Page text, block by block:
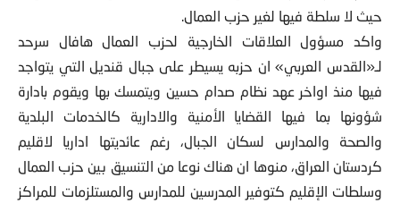
حيث لا سلطة فيها لغير حزب العمال.
واكد مسؤول العلاقات الخارجية لحزب العمال هافال سرحد
لـ«القدس العربي» ان حزبه يسيطر على جبال قنديل التي يتواجد
فيها منذ اواخر عهد نظام صدام حسين ويتمسك بها ويقوم بادارة
شؤونها بما فيها القضايا الأمنية والادارية كالخدمات البلدية
والصحة والمدارس لسكان الجبال، رغم عائديتها اداريا لاقليم
كردستان العراق، منوها ان هناك نوعا من التنسيق بين حزب العمال
وسلطات الإقليم كتوفير المدرسين للمدارس والمستلزمات للمراكز